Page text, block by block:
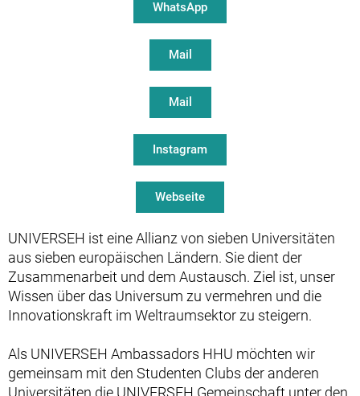
WhatsApp
Mail
Mail
Instagram
Webseite
UNIVERSEH ist eine Allianz von sieben Universitäten
aus sieben europäischen Ländern. Sie dient der
Zusammenarbeit und dem Austausch. Ziel ist, unser
Wissen über das Universum zu vermehren und die
Innovationskraft im Weltraumsektor zu steigern.
Als UNIVERSEH Ambassadors HHU möchten wir
gemeinsam mit den Studenten Clubs der anderen
Universitäten die UNIVERSEH Gemeinschaft unter den